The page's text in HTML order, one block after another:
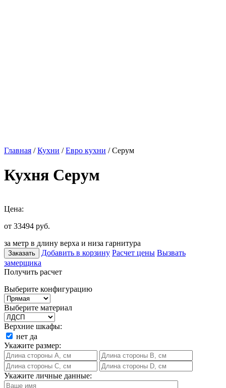
Главная /Кухни /Евро кухни / Серум
Кухня Серум
Цена:
от 33494 руб.
за метр в длину верха и низа гарнитура
Заказать Добавить в корзину Расчет цены Вызвать
замерщика
Получить расчет
Выберите конфигурацию
Выберите материал
Верхние шкафы:
нет да
Укажите размер:
Укажите личные данные: